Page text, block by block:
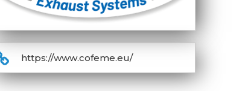
https://www.cofeme.eu/